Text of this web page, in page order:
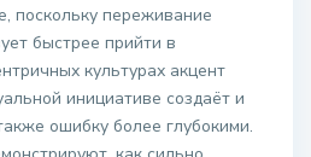
поскольку переживание
быстрее прийти в
культурах акцент
инициативе создаёт и
ошибку более глубокими.